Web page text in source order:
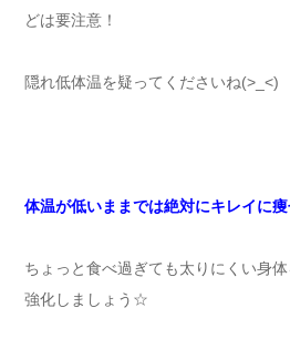
どは要注意！
隠れ低体温を疑ってくださいね(>_<)
体温が低いままでは絶対にキレイに痩
ちょっと食べ過ぎても太りにくい身
強化しましょう☆